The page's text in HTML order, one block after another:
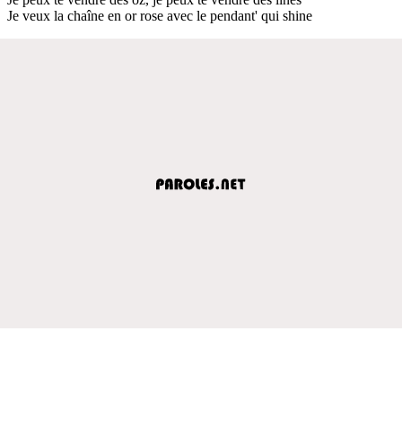
Je veux la chaîne en or rose avec le pendant' qui shine